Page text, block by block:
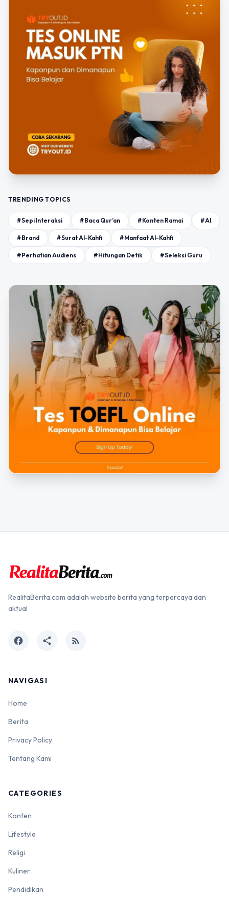
TRENDING TOPICS
#Sepi Interaksi #Baca Qur’an #Konten Ramai #AI
#Brand #Surat Al-Kahfi #Manfaat Al-Kahfi
#Perhatian Audiens #Hitungan Detik #Seleksi Guru
RealitaBerita.com adalah website berita yang terpercaya dan
aktual
facebook share rss_feed
NAVIGASI
Home
Berita
Privacy Policy
Tentang Kami
CATEGORIES
Konten
Lifestyle
Religi
Kuliner
Pendidikan